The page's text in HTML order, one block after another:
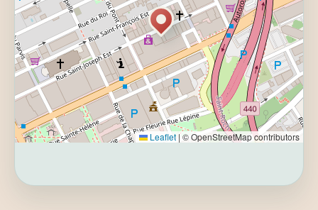
Leaflet |© OpenStreetMap contributors